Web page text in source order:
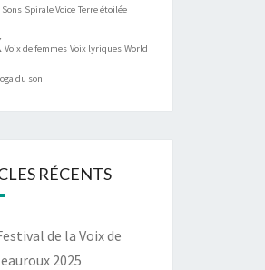
Sons Spirale Voice Terre étoilée
Voix de femmes Voix lyriques World
du son
RÉCENTS
de la Voix de
2025